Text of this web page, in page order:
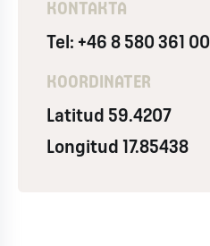
KONTAKTA
Tel: +46 8 580 361 00
KOORDINATER
Latitud 59.4207
Longitud 17.85438